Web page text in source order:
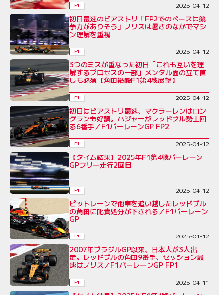
F1 2025-04-12
初日最速のピアストリ「FP2でのペースは競
争力がありそう」ノリスは暑さのなかでマシ
ン理解を重視
F1 2025-04-12
3つのミスが重なった初日「これも互いを理
解するプロセスの一部」メンタル面の立て直
しも必須【角田裕毅F1第4戦展望】
F1 2025-04-12
初日はピアストリ最速、マクラーレンはロン
グランも好調。ハジャーがレッドブル勢上回
る6番手／F1バーレーンGP FP2
F1 2025-04-12
【タイム結果】2025年F1第4戦バーレーン
GPフリー走行2回目
F1 2025-04-12
ピットレーンで他車を追い越したレッドブル
の角田に叱責処分が下される／F1バーレーン
GP
F1 2025-04-12
2007年ブラジルGP以来、日本人が3人出
走。レッドブルの角田9番手、セッション最
速はノリス／F1バーレーンGP FP1
F1 2025-04-11